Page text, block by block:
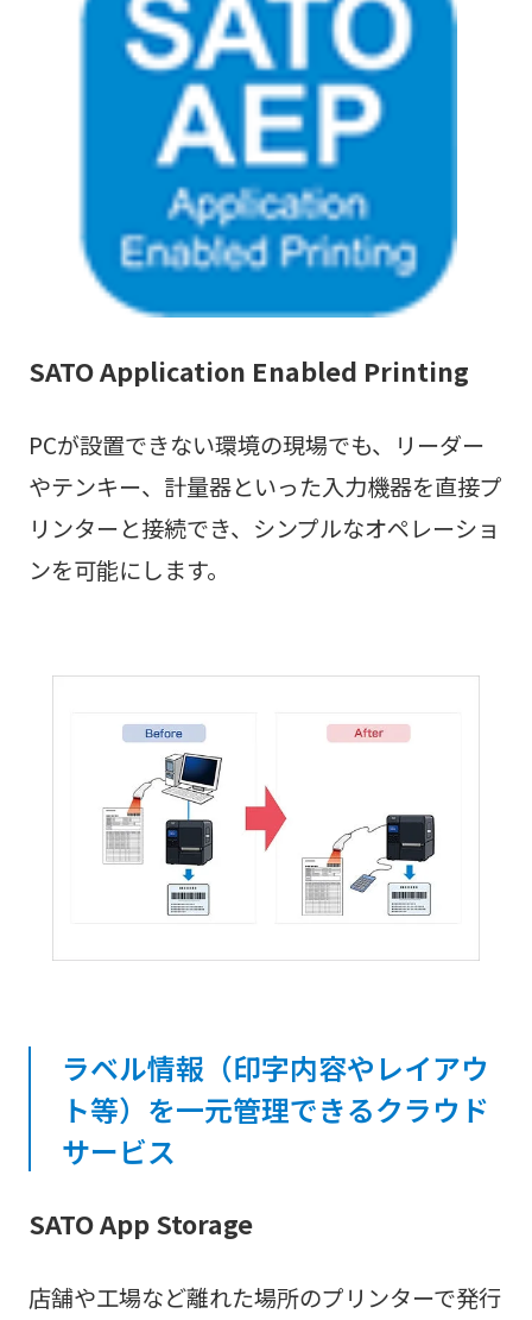
SATO Application Enabled Printing
PCが設置できない環境の現場でも、リーダー
やテンキー、計量器といった入力機器を直接プ
リンターと接続でき、シンプルなオペレーショ
ンを可能にします。
ラベル情報（印字内容やレイアウ
ト等）を一元管理できるクラウド
サービス
SATO App Storage
店舗や工場など離れた場所のプリンターで発行